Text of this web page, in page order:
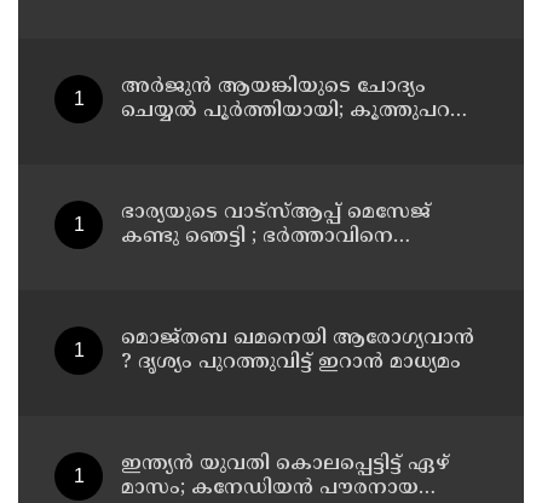
അര്‍ജുന്‍ ആയങ്കിയുടെ ചോദ്യം
ചെയ്യല്‍ പൂര്‍ത്തിയായി; കൂത്തുപറമ്പ്
ഭാര്യയുടെ വാട്സ്ആപ്പ് മെസേജ്
കണ്ടു ഞെട്ടി ; ഭര്‍ത്താവിനെ
യുവതിയും സുഹൃത്തും ഒളിവില്‍
മൊജ്തബ ഖമനെയി ആരോഗ്യവാന്‍
? ദൃശ്യം പുറത്തുവിട്ട് ഇറാന്‍ മാധ്യമം
ഇന്ത്യന്‍ യുവതി കൊലപ്പെട്ടിട്ട് ഏഴ്
മാസം; കനേഡിയന്‍ പൗരനായ